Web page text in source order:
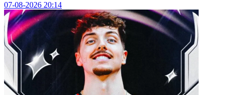
07-08-2026 20:14